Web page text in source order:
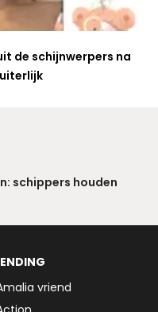
de schijnwerpers na
schippers houden
vriend